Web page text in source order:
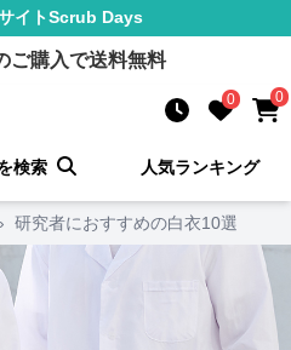
イトScrub Days
ご購入で送料無料
0 0
検索 人気ランキング
› 研究者におすすめの白衣10選